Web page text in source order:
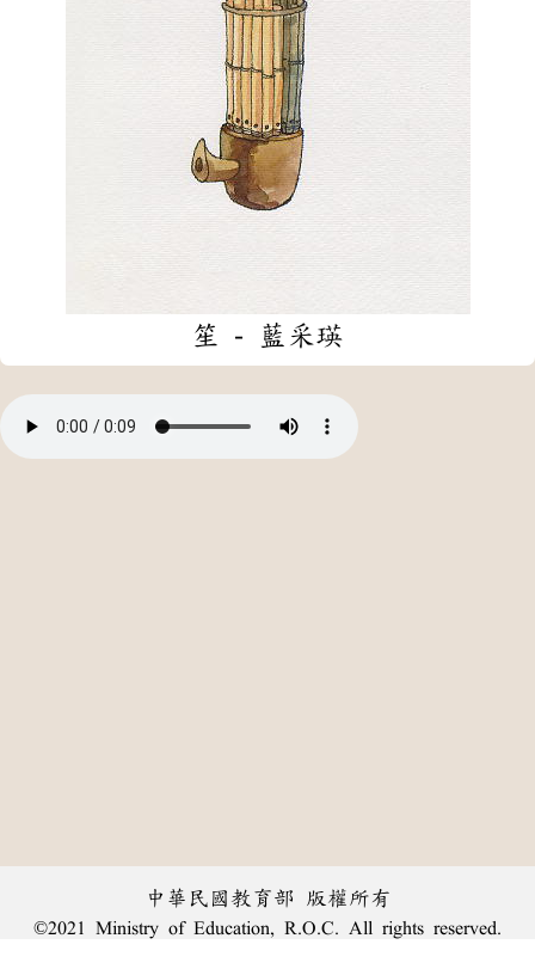
笙 - 藍采瑛
中華民國教育部 版權所有
©2021 Ministry of Education, R.O.C. All rights reserved.